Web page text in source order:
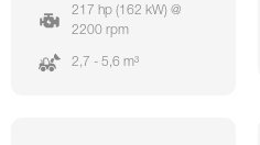
217 hp (162 kW) @
2200 rpm
2,7 - 5,6 m³